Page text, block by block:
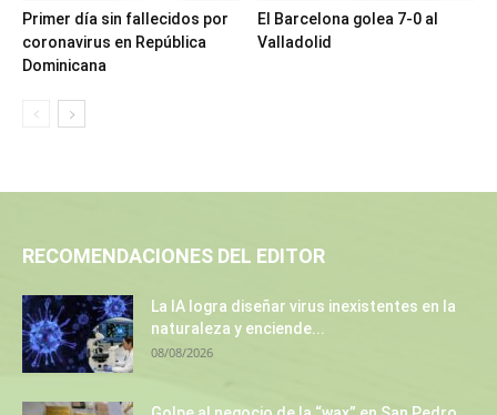
Primer día sin fallecidos por
coronavirus en República
Dominicana
El Barcelona golea 7-0 al
Valladolid
RECOMENDACIONES DEL EDITOR
La IA logra diseñar virus inexistentes en la
naturaleza y enciende...
08/08/2026